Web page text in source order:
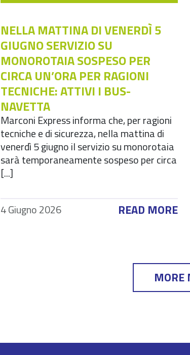
NELLA MATTINA DI VENERDÌ 5
GIUGNO SERVIZIO SU
MONOROTAIA SOSPESO PER
CIRCA UN’ORA PER RAGIONI
TECNICHE: ATTIVI I BUS-
NAVETTA
Marconi Express informa che, per ragioni
tecniche e di sicurezza, nella mattina di
venerdì 5 giugno il servizio su monorotaia
sarà temporaneamente sospeso per circa
[...]
4 Giugno 2026 READ MORE
MORE